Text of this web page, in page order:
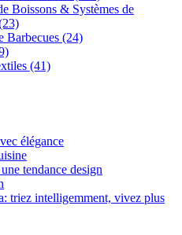
Boissons & Systèmes de
Barbecues (24)
(41)
élégance
tendance design
triez intelligemment, vivez plus